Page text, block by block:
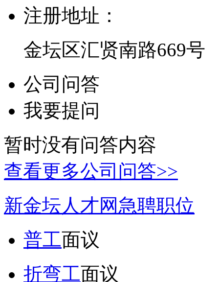
注册地址：
金坛区汇贤南路669号
公司问答
我要提问
暂时没有问答内容
查看更多公司问答>>
新金坛人才网急聘职位
普工面议
折弯工面议